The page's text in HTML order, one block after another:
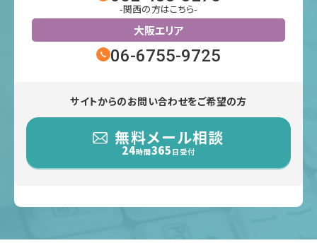
-関西の方はこちら-
大阪エリア
06-6755-9725
サイトからのお問い合わせをご希望の方
無料メール相談
24時間365 日受付